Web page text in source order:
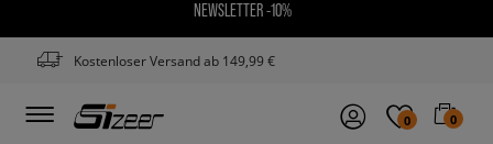
NEWSLETTER -10%
Kostenloser Versand ab 149,99 €
0 0